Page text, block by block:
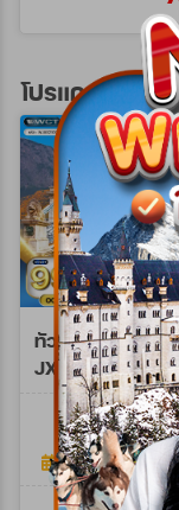
โปรแกรมทัวร์
ทัวร์ยุโรปตะวันอ
JX [SPECIAL C]
26-JUN 27
10 วัน 7
23 ต.ค. 69 - 13